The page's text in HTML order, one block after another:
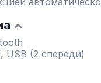
USB (2 спереди)